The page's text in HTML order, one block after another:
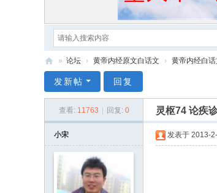
帝
» 论坛 › 黄帝内经原文白话文 › 黄帝内经白
发新帖 回复
查看: 11763 回复: 0 灵枢74 论疾
小宋 发表于 2013-